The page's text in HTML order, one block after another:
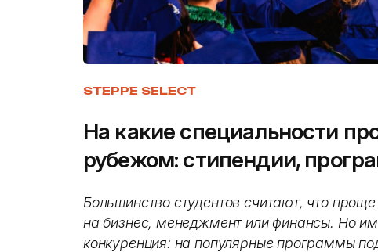
STEPPE SELECT
На какие специальности
рубежом: стипендии,
Большинство студентов считают, что
на бизнес, менеджмент или финансы. Но
конкуренция: на популярные программы